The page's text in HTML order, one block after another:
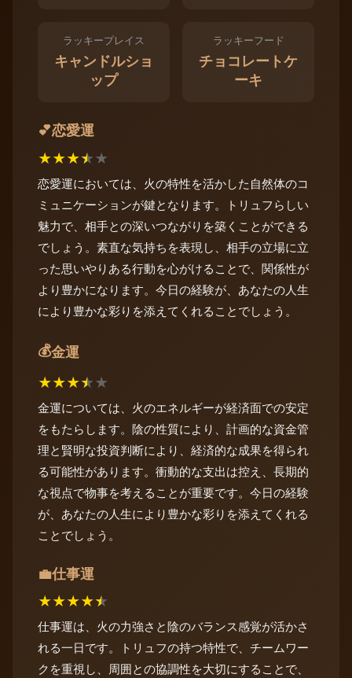
ラッキープレイス
キャンドルショ
ップ
ラッキーフード
チョコレートケ
ーキ
💕恋愛運
★★★★★
恋愛運においては、火の特性を活かした自然体のコ
ミュニケーションが鍵となります。トリュフらしい
魅力で、相手との深いつながりを築くことができる
でしょう。素直な気持ちを表現し、相手の立場に立
った思いやりある行動を心がけることで、関係性が
より豊かになります。今日の経験が、あなたの人生
により豊かな彩りを添えてくれることでしょう。
💰金運
★★★★★
金運については、火のエネルギーが経済面での安定
をもたらします。陰の性質により、計画的な資金管
理と賢明な投資判断により、経済的な成果を得られ
る可能性があります。衝動的な支出は控え、長期的
な視点で物事を考えることが重要です。今日の経験
が、あなたの人生により豊かな彩りを添えてくれる
ことでしょう。
💼仕事運
★★★★★
仕事運は、火の力強さと陰のバランス感覚が活かさ
れる一日です。トリュフの持つ特性で、チームワー
クを重視し、周囲との協調性を大切にすることで、